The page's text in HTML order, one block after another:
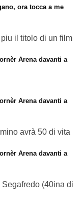
ora tocca a me
il titolo di un film
Arena davanti a
Arena davanti a
avrà 50 di vita
Arena davanti a
(40ina di